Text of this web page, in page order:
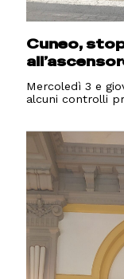
Cuneo,
Mercoledì 3 e
alcuni controlli